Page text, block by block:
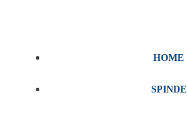
HOME
SPINDE